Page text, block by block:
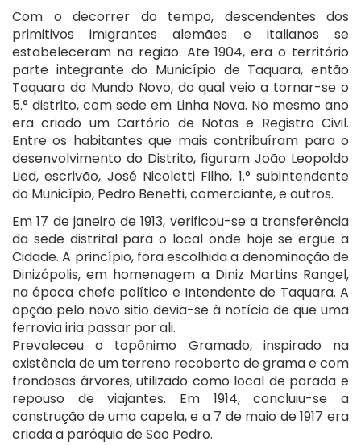
Com o decorrer do tempo, descendentes dos
primitivos imigrantes alemães e italianos se
estabeleceram na região. Ate 1904, era o território
parte integrante do Município de Taquara, então
Taquara do Mundo Novo, do qual veio a tornar-se o
5.° distrito, com sede em Linha Nova. No mesmo ano
era criado um Cartório de Notas e Registro Civil.
Entre os habitantes que mais contribuíram para o
desenvolvimento do Distrito, figuram João Leopoldo
Lied, escrivão, José Nicoletti Filho, 1.° subintendente
do Município, Pedro Benetti, comerciante, e outros.
Em 17 de janeiro de 1913, verificou-se a transferência
da sede distrital para o local onde hoje se ergue a
Cidade. A princípio, fora escolhida a denominação de
Dinizópolis, em homenagem a Diniz Martins Rangel,
na época chefe político e Intendente de Taquara. A
opção pelo novo sitio devia-se à notícia de que uma
ferrovia iria passar por ali.
Prevaleceu o topônimo Gramado, inspirado na
existência de um terreno recoberto de grama e com
frondosas árvores, utilizado como local de parada e
repouso de viajantes. Em 1914, concluiu-se a
construção de uma capela, e a 7 de maio de 1917 era
criada a paróquia de São Pedro.